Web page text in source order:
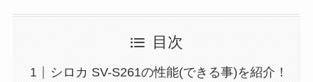
目次
シロカ SV-S261の性能(できる事)を紹介！